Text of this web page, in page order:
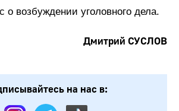
о возбуждении уголовного дела.
Дмитрий СУСЛОВ
на нас в: